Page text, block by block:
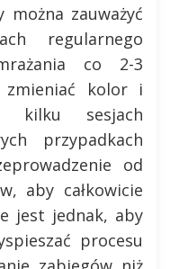
można zauważyć
regularnego
co 2-3
zmieniać kolor i
kilku sesjach
przypadkach
od
aby całkowicie
jest jednak, aby
procesu